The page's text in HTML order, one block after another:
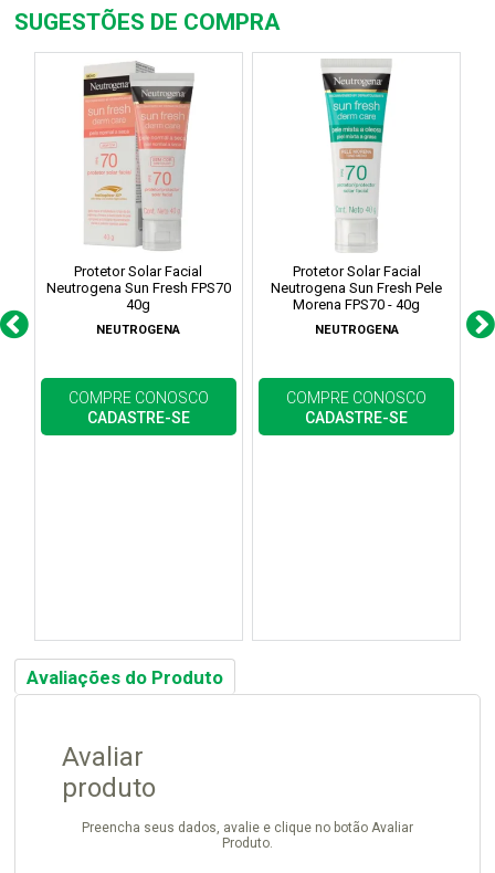
SUGESTÕES DE COMPRA
Protetor Solar Facial
Neutrogena Sun Fresh FPS70
40g
NEUTROGENA
COMPRE CONOSCO
CADASTRE-SE
Protetor Solar Facial
Neutrogena Sun Fresh Pele
Morena FPS70 - 40g
NEUTROGENA
COMPRE CONOSCO
CADASTRE-SE
Avaliações do Produto
Avaliar
produto
Preencha seus dados, avalie e clique no botão Avaliar
Produto.